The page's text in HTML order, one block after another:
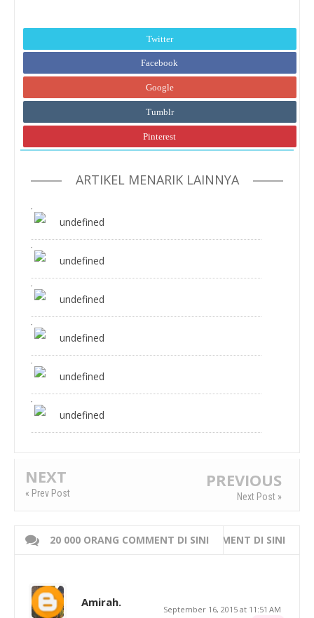
Twitter
Facebook
Google
Tumblr
Pinterest
ARTIKEL MENARIK LAINNYA
undefined
undefined
undefined
undefined
undefined
undefined
NEXT
« Prev Post
PREVIOUS
Next Post »
20 000 ORANG COMMENT DI SINI
WRITE 000 ORANG COMMENT DI SINI
Amirah.
September 16, 2015 at 11:51 AM